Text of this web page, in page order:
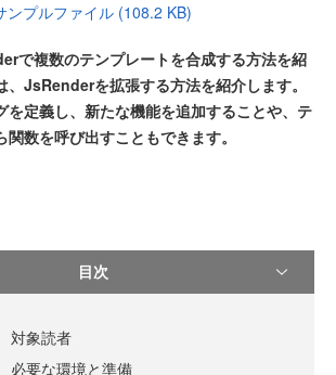
ンプルファイル (108.2 KB)
で複数のテンプレートを合成する方法を紹
、JsRenderを拡張する方法を紹介します。
を定義し、新たな機能を追加することや、テ
数を呼び出すこともできます。
目次
対象読者
必要な環境と準備